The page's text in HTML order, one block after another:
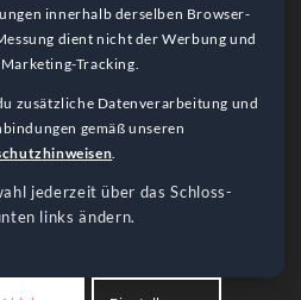
Please use a browser plugin
innerhalb derselben Browser-
dient nicht der Werbung und
Tracking.
zusätzliche Datenverarbeitung und
gemäß unseren
.
jederzeit über das Schloss-
links ändern.